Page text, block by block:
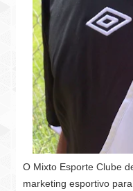
O Mixto Esporte Clube
marketing esportivo